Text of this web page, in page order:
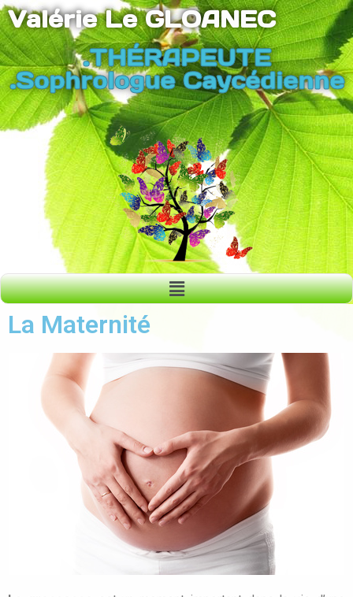
Valérie Le GLOANEC
.THÉRAPEUTE
.Sophrologue Caycédienne
La Maternité